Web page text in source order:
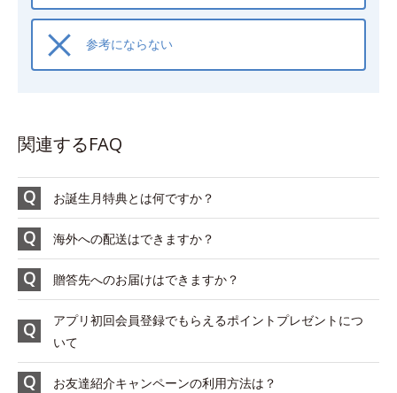
参考にならない
関連するFAQ
お誕生月特典とは何ですか？
海外への配送はできますか？
贈答先へのお届けはできますか？
アプリ初回会員登録でもらえるポイントプレゼントにつ
いて
お友達紹介キャンペーンの利用方法は？